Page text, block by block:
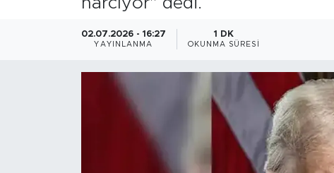
02.07.2026 - 16:27
YAYINLANMA
1 DK
OKUNMA SÜRESI
Gündem
Haber Arşivi